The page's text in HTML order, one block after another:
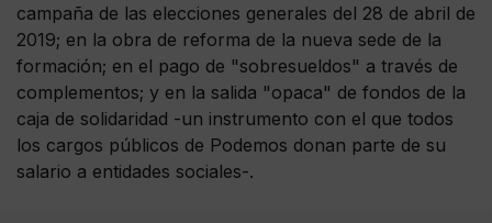
campaña de las elecciones generales del 28 de abril de
2019; en la obra de reforma de la nueva sede de la
formación; en el pago de "sobresueldos" a través de
complementos; y en la salida "opaca" de fondos de la
caja de solidaridad -un instrumento con el que todos
los cargos públicos de Podemos donan parte de su
salario a entidades sociales-.